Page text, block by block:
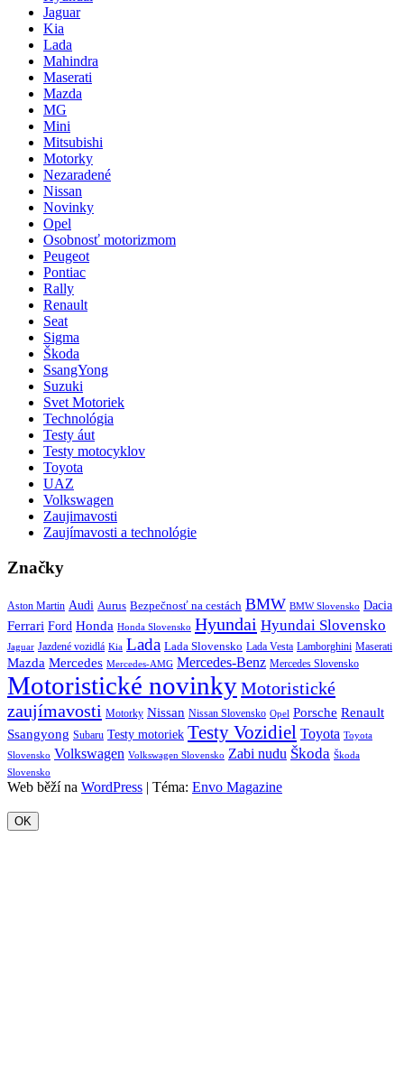
Jaguar
Kia
Lada
Mahindra
Maserati
Mazda
MG
Mini
Mitsubishi
Motorky
Nezaradené
Nissan
Novinky
Opel
Osobnosť motorizmom
Peugeot
Pontiac
Rally
Renault
Seat
Sigma
Škoda
SsangYong
Suzuki
Svet Motoriek
Technológia
Testy áut
Testy motocyklov
Toyota
UAZ
Volkswagen
Zaujimavosti
Zaujímavosti a technológie
Značky
Aston Martin Audi Aurus Bezpečnosť na cestách BMW BMW Slovensko Dacia
Ferrari Ford Honda Honda Slovensko Hyundai Hyundai Slovensko
Jaguar Jazdené vozidlá Kia Lada Lada Slovensko Lada Vesta Lamborghini Maserati
Mazda Mercedes Mercedes-AMG Mercedes-Benz Mercedes Slovensko
Motoristické novinkyMotoristické
zaujímavosti Motorky Nissan Nissan Slovensko Opel Porsche Renault
Ssangyong Subaru Testy motoriek Testy Vozidiel Toyota Toyota
Slovensko Volkswagen Volkswagen Slovensko Zabi nudu Škoda Škoda
Slovensko
Web běží na WordPress | Téma: Envo Magazine
OK